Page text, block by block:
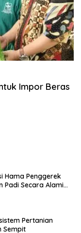
Impor Beras
Hama Penggerek
Padi Secara Alami
Pertanian
Sempit